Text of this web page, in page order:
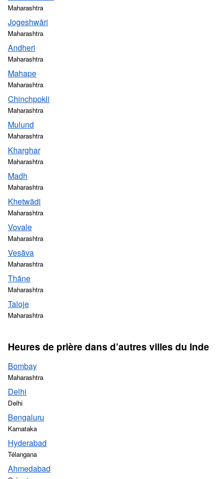
Maharashtra
Jogeshwāri
Maharashtra
Andheri
Maharashtra
Mahape
Maharashtra
Chinchpokli
Maharashtra
Mulund
Maharashtra
Kharghar
Maharashtra
Madh
Maharashtra
Khetwādi
Maharashtra
Vovale
Maharashtra
Vesāva
Maharashtra
Thāne
Maharashtra
Taloje
Maharashtra
Heures de prière dans d’autres villes du Inde
Bombay
Maharashtra
Delhi
Delhi
Bengaluru
Karnataka
Hyderabad
Télangana
Ahmedabad